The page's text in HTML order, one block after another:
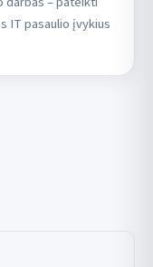
IT pasaulio įvykius